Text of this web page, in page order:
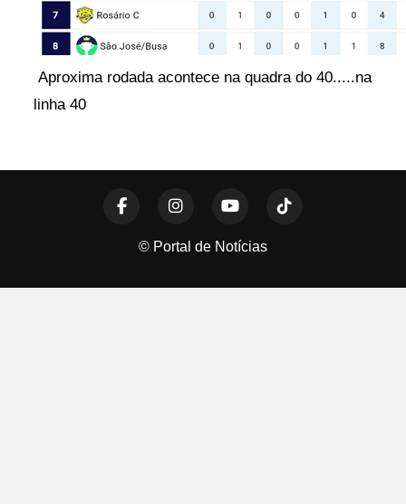
Aproxima rodada acontece na quadra do 40.....na
linha 40
© Portal de Notícias